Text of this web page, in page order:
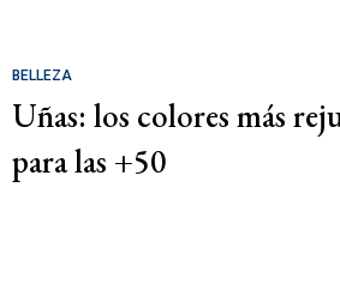
BELLEZA
Uñas: los colores más
para las +50